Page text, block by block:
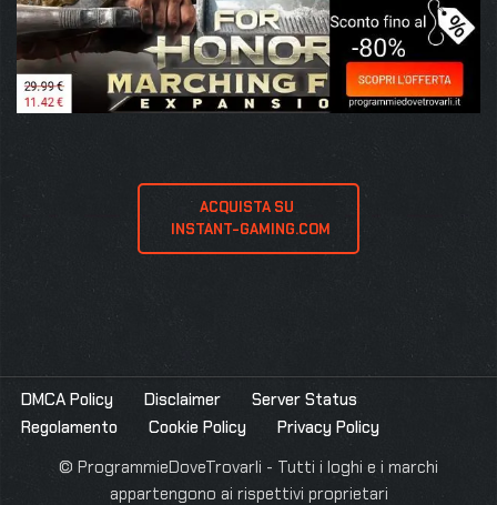
ACQUISTA SU
INSTANT-GAMING.COM
DMCA Policy Disclaimer
Server Status
Regolamento
Cookie Policy
Privacy Policy
© ProgrammieDoveTrovarli - Tutti i loghi e i marchi
appartengono ai rispettivi proprietari